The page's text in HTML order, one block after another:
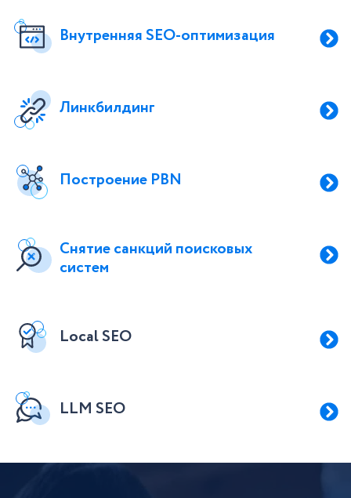
Внутренняя SЕО-оптимизация
Линкбилдинг
Построение PBN
Снятие санкций поисковых
систем
Local SEO
LLM SEO